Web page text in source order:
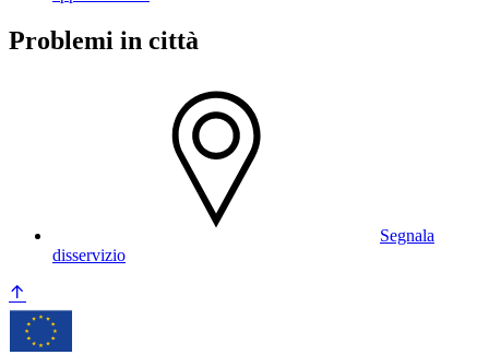
Problemi in città
Segnala
disservizio